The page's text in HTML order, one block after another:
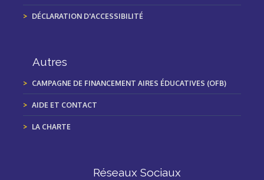
DÉCLARATION D'ACCESSIBILITÉ
Autres
CAMPAGNE DE FINANCEMENT AIRES ÉDUCATIVES (OFB)
AIDE ET CONTACT
LA CHARTE
Réseaux Sociaux